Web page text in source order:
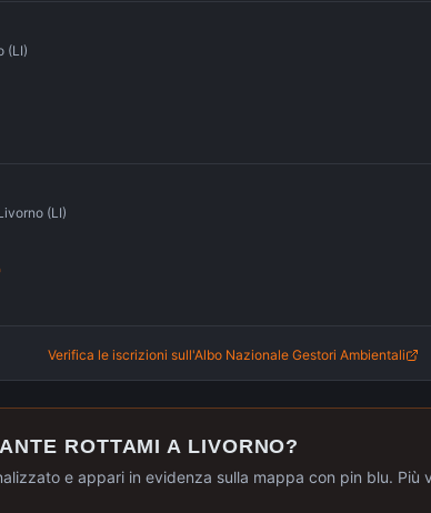
(LI)
(LI)
Verifica le iscrizioni sull'Albo Nazionale Gestori Ambientali
ROTTAMI A LIVORNO?
e appari in evidenza sulla mappa con pin blu. Più